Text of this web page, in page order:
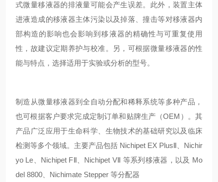
式微量移液器的排液量可能会产生误差。此外，装置主体
进液造成的移液器主体污染以及掉落、撞击等对移液器内
部构造的影响也会影响到移液器的精确性与可重复使用
性，故建议定期养护与校准。另，可根据微量移液器的性
能与特点，选择适用于实验或分析的型号。
制造从微量移液器到全自动分配和稀释系统等多种产品，
也可根据客户要求完成定制订单和贴牌生产（OEM）。其
产品广泛应用于生命科学、生物技术的基础研究以及临床
检测等多个领域。主要产品包括 Nichipet EX PlusⅡ、Nichir
yo Le、Nichipet FⅡ、Nichipet VⅡ 等系列移液器，以及 Mo
del 8800、Nichimate Stepper 等分配器